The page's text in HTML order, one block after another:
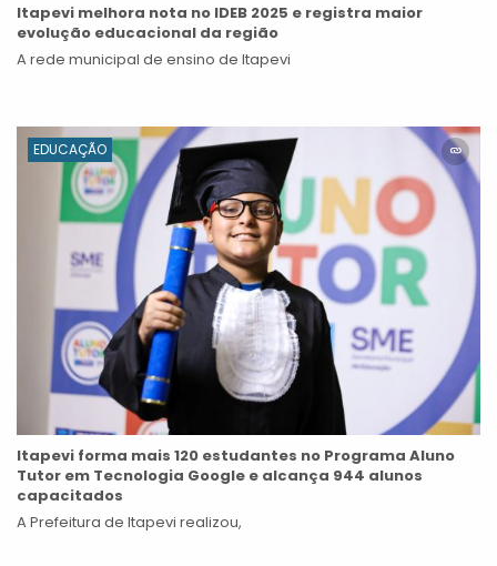
Itapevi melhora nota no IDEB 2025 e registra maior
evolução educacional da região
A rede municipal de ensino de Itapevi
EDUCAÇÃO
Itapevi forma mais 120 estudantes no Programa Aluno
Tutor em Tecnologia Google e alcança 944 alunos
capacitados
A Prefeitura de Itapevi realizou,